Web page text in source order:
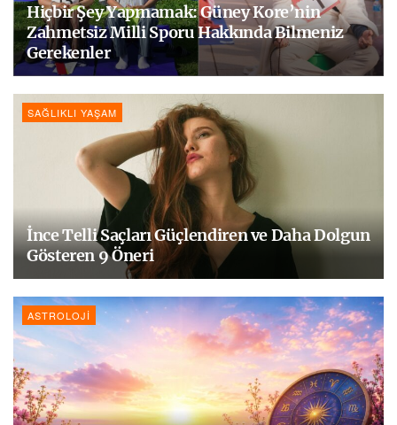
Hiçbir Şey Yapmamak: Güney Kore’nin
Zahmetsiz Milli Sporu Hakkında Bilmeniz
Gerekenler
SAĞLIKLI YAŞAM
İnce Telli Saçları Güçlendiren ve Daha Dolgun
Gösteren 9 Öneri
ASTROLOJI